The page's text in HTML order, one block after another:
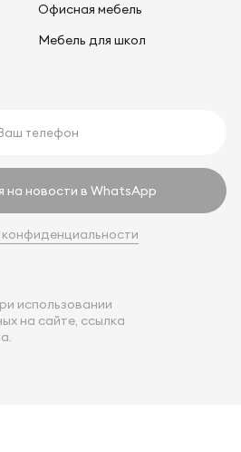
Офисная мебель
Мебель для школ
на новости в WhatsApp
использовании
на сайте, ссылка